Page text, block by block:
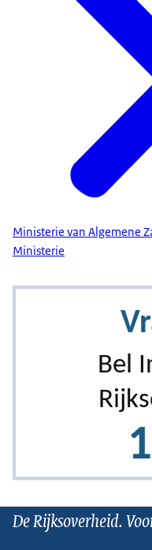
Ministerie van Algemene
Ministerie
De Rijksoverheid.